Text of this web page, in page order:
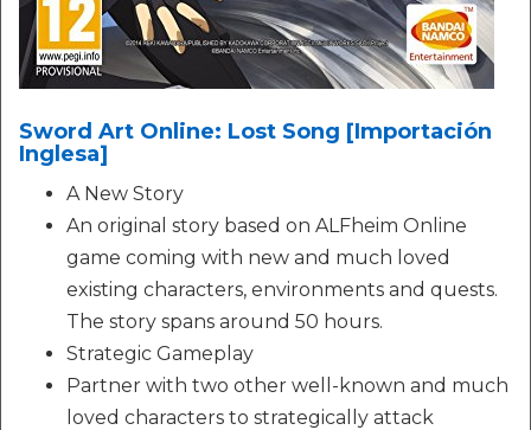
Sword Art Online: Lost Song [Importación
Inglesa]
A New Story
An original story based on ALFheim Online
game coming with new and much loved
existing characters, environments and quests.
The story spans around 50 hours.
Strategic Gameplay
Partner with two other well-known and much
loved characters to strategically attack